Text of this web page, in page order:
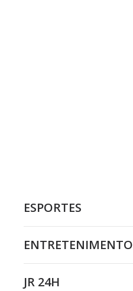
ESPORTES
ENTRETENIMENTO
JR 24H